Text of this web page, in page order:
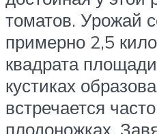
томатов. Урожай
примерно 2,5
квадрата
кустиках
встречается
плодоножках.